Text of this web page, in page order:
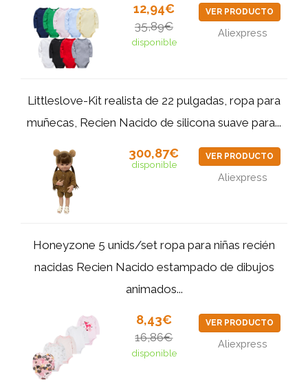
12,94€
35,89€
disponible
VER PRODUCTO
Aliexpress
Littleslove-Kit realista de 22 pulgadas, ropa para
muñecas, Recien Nacido de silicona suave para...
300,87€
disponible
VER PRODUCTO
Aliexpress
Honeyzone 5 unids/set ropa para niñas recién
nacidas Recien Nacido estampado de dibujos
animados...
8,43€
16,86€
disponible
VER PRODUCTO
Aliexpress